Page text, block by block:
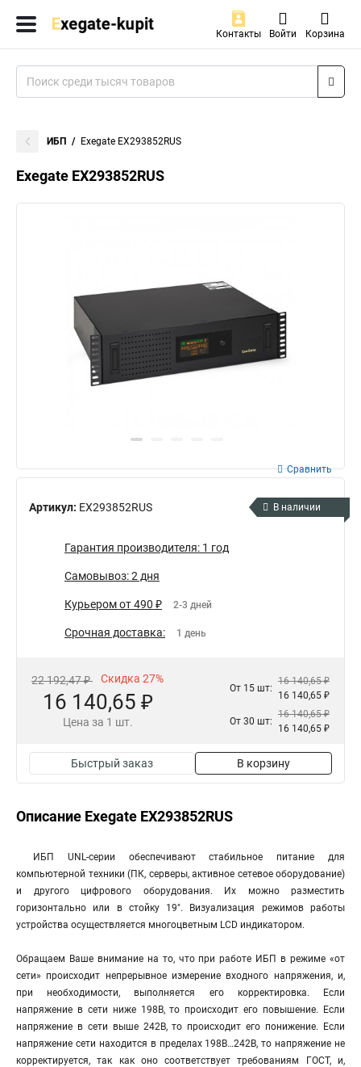
Контакты Войти Корзина
ИБП Exegate EX293852RUS
Exegate EX293852RUS
Артикул: EX293852RUS
Сравнить
В наличии
Гарантия производителя: 1 год
Самовывоз: 2 дня
Курьером от 490 ₽ 2-3 дней
Срочная доставка: 1 день
22 192,47 ₽ Скидка 27%
16 140,65 ₽
Цена за 1 шт.
От 15 шт:
16 140,65 ₽
16 140,65 ₽
От 30 шт:
16 140,65 ₽
16 140,65 ₽
Быстрый заказ В корзину
Описание Exegate EX293852RUS
ИБП UNL-серии обеспечивают стабильное питание для
компьютерной техники (ПК, серверы, активное сетевое оборудование)
и другого цифрового оборудования. Их можно разместить
горизонтально или в стойку 19". Визуализация режимов работы
устройства осуществляется многоцветным LCD индикатором.
Обращаем Ваше внимание на то, что при работе ИБП в режиме «от
сети» происходит непрерывное измерение входного напряжения, и,
при необходимости, выполняется его корректировка. Если
напряжение в сети ниже 198В, то происходит его повышение. Если
напряжение в сети выше 242В, то происходит его понижение. Если
напряжение сети находится в пределах 198В…242В, то напряжение не
корректируется, так как оно соответствует требованиям ГОСТ, и,